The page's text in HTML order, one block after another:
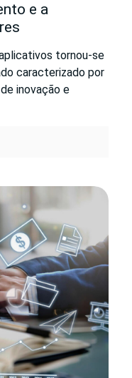
e a
tornou-se
caracterizado por
inovação e